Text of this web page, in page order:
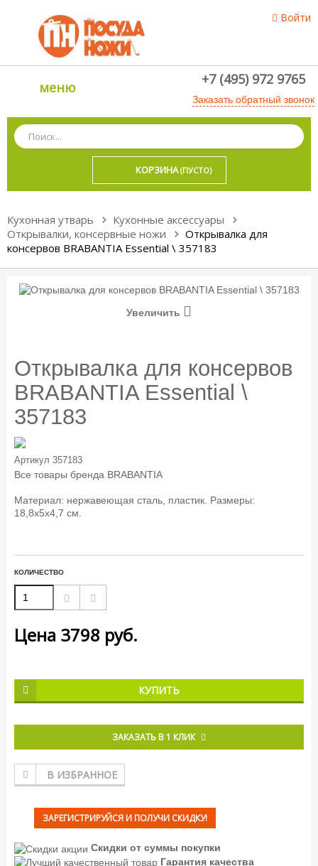
Войти
меню +7 (495) 972 9765
Заказать обратный звонок
КОРЗИНА (ПУСТО)
Кухонная утварь
Кухонные аксессуары
Открывалки, консервные ножи
Открывалка для
консервов BRABANTIA Essential \ 357183
Увеличить
Открывалка для консервов
BRABANTIA Essential \
357183
Артикул 357183
Все товары бренда BRABANTIA
Материал: нержавеющая сталь, пластик. Размеры:
18,8х5х4,7 см.
КОЛИЧЕСТВО
Цена 3798 руб.
КУПИТЬ
ЗАКАЗАТЬ В 1 КЛИК
В ИЗБРАННОЕ
ЗАРЕГИСТРИРУЙСЯ И ПОЛУЧИ СКИДКУ!
Скидки от суммы покупки
Гарантия качества